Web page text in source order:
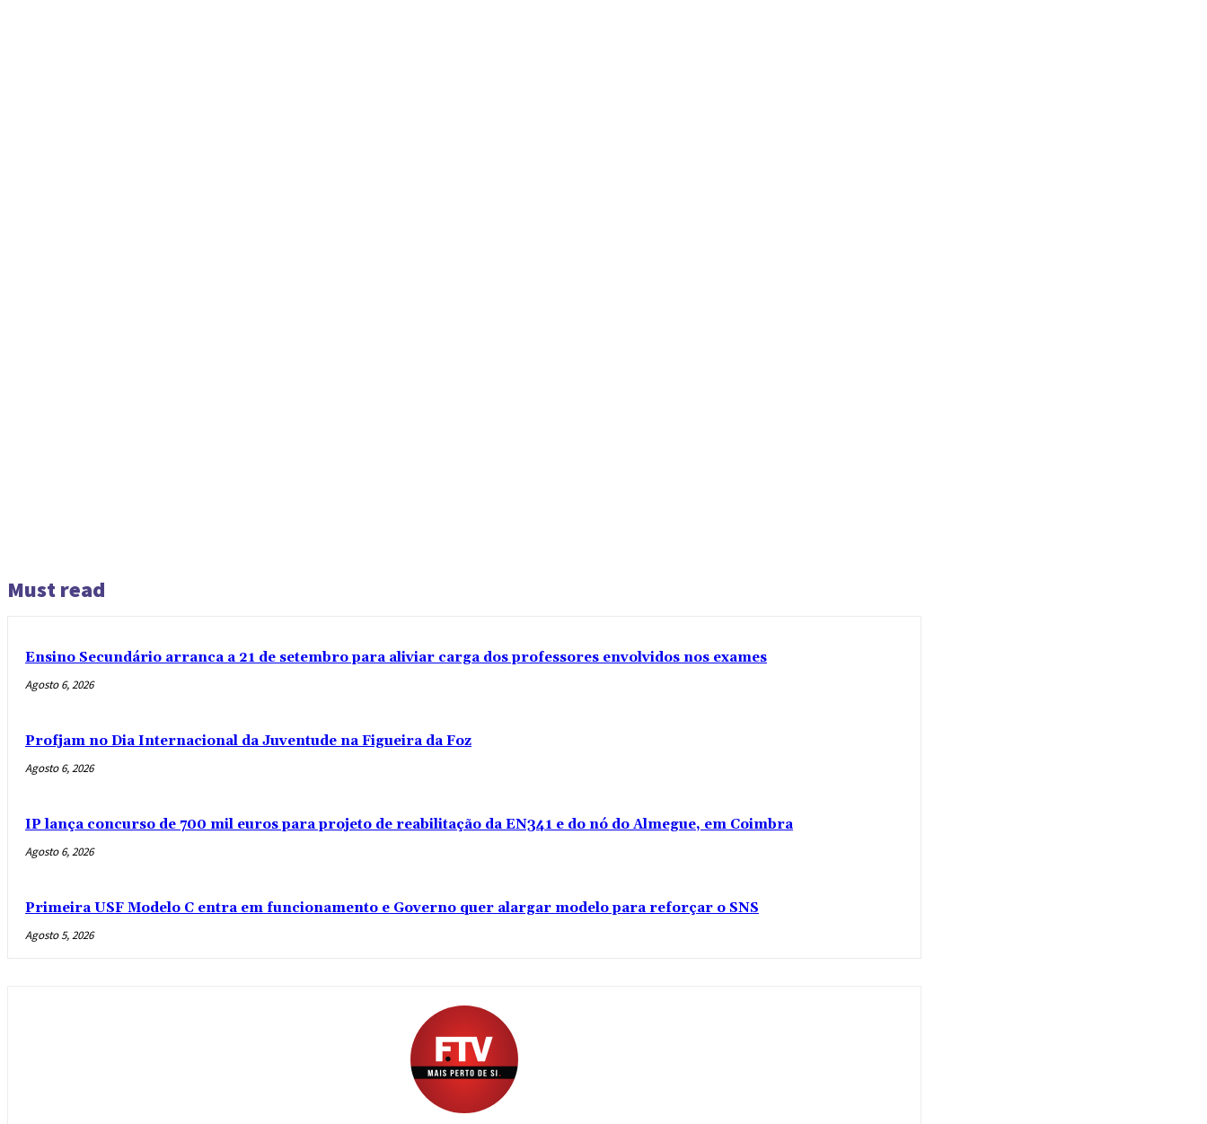
Must read
Ensino Secundário arranca a 21 de setembro para aliviar carga dos professores envolvidos nos exames
Agosto 6, 2026
Profjam no Dia Internacional da Juventude na Figueira da Foz
Agosto 6, 2026
IP lança concurso de 700 mil euros para projeto de reabilitação da EN341 e do nó do Almegue, em Coimbra
Agosto 6, 2026
Primeira USF Modelo C entra em funcionamento e Governo quer alargar modelo para reforçar o SNS
Agosto 5, 2026